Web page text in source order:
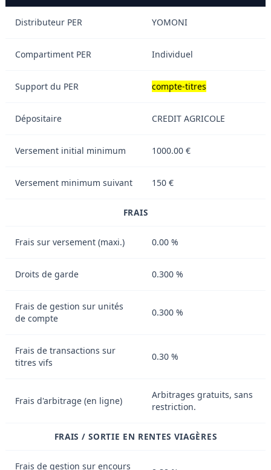
Distributeur PER YOMONI
Compartiment PER Individuel
Support du PER compte-titres
Dépositaire CREDIT AGRICOLE
Versement initial minimum 1000.00 €
Versement minimum suivant 150 €
FRAIS
Frais sur versement (maxi.) 0.00 %
Droits de garde 0.300 %
Frais de gestion sur unités
de compte
0.300 %
Frais de transactions sur
titres vifs
0.30 %
Frais d'arbitrage (en ligne)
Arbitrages gratuits, sans
restriction.
FRAIS / SORTIE EN RENTES VIAGÈRES
Frais de gestion sur encours